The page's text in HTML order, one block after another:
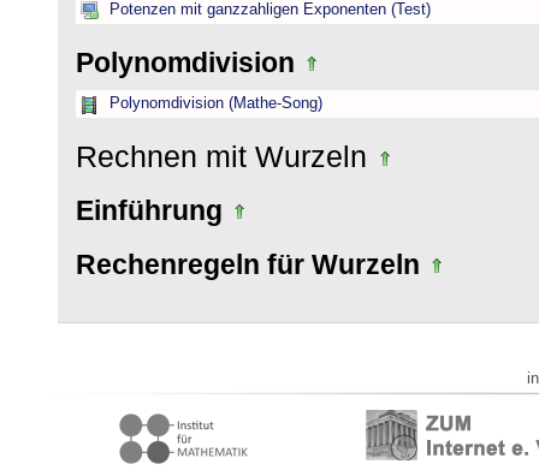
Potenzen mit ganzzahligen Exponenten (Test)
Polynomdivision
Polynomdivision (Mathe-Song)
Rechnen mit Wurzeln
Einführung
Rechenregeln für Wurzeln